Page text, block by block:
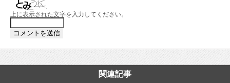
上に表示された文字を入力してください。
関連記事